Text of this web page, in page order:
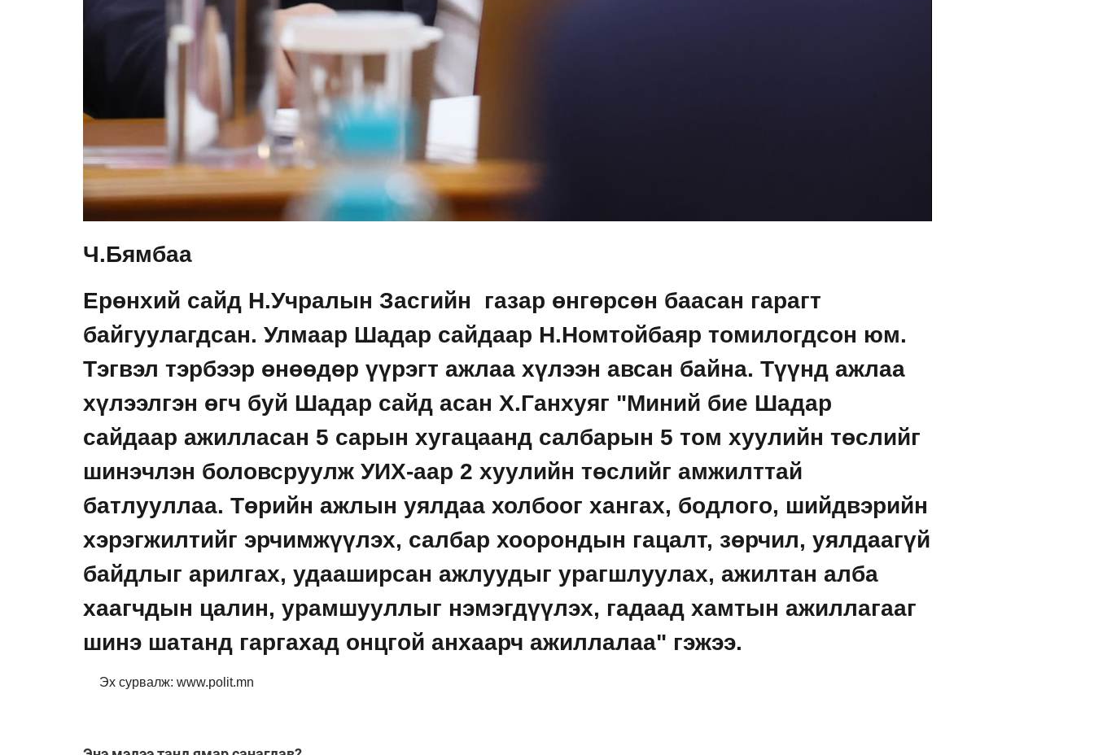
Ч.Бямбаа
Ерөнхий сайд Н.Учралын Засгийн газар өнгөрсөн баасан гарагт
байгуулагдсан. Улмаар Шадар сайдаар Н.Номтойбаяр томилогдсон юм.
Тэгвэл тэрбээр өнөөдөр үүрэгт ажлаа хүлээн авсан байна. Түүнд ажлаа
хүлээлгэн өгч буй Шадар сайд асан Х.Ганхуяг "Миний бие Шадар
сайдаар ажилласан 5 сарын хугацаанд салбарын 5 том хуулийн төслийг
шинэчлэн боловсруулж УИХ-аар 2 хуулийн төслийг амжилттай
батлууллаа. Төрийн ажлын уялдаа холбоог хангах, бодлого, шийдвэрийн
хэрэгжилтийг эрчимжүүлэх, салбар хоорондын гацалт, зөрчил, уялдаагүй
байдлыг арилгах, удааширсан ажлуудыг урагшлуулах, ажилтан алба
хаагчдын цалин, урамшууллыг нэмэгдүүлэх, гадаад хамтын ажиллагааг
шинэ шатанд гаргахад онцгой анхаарч ажиллалаа" гэжээ.
Эх сурвалж: www.polit.mn